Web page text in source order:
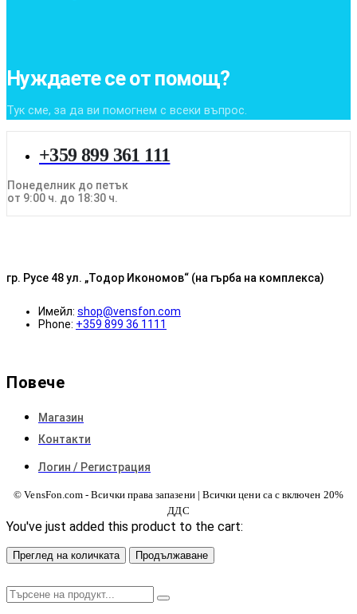
Нуждаете се от помощ?
Тук сме, за да ви помогнем с всеки въпрос.
+359 899 361 111
Понеделник до петък
от 9:00 ч. до 18:30 ч.
гр. Русе 48 ул. „Тодор Икономов“ (на гърба на комплекса)
Имейл: shop@vensfon.com
Phone: +359 899 36 1111
Повече
Магазин
Контакти
Логин / Регистрация
© VensFon.com - Всички права запазени | Всички цени са с включен 20%
ДДС
You've just added this product to the cart:
Преглед на количката Продължаване